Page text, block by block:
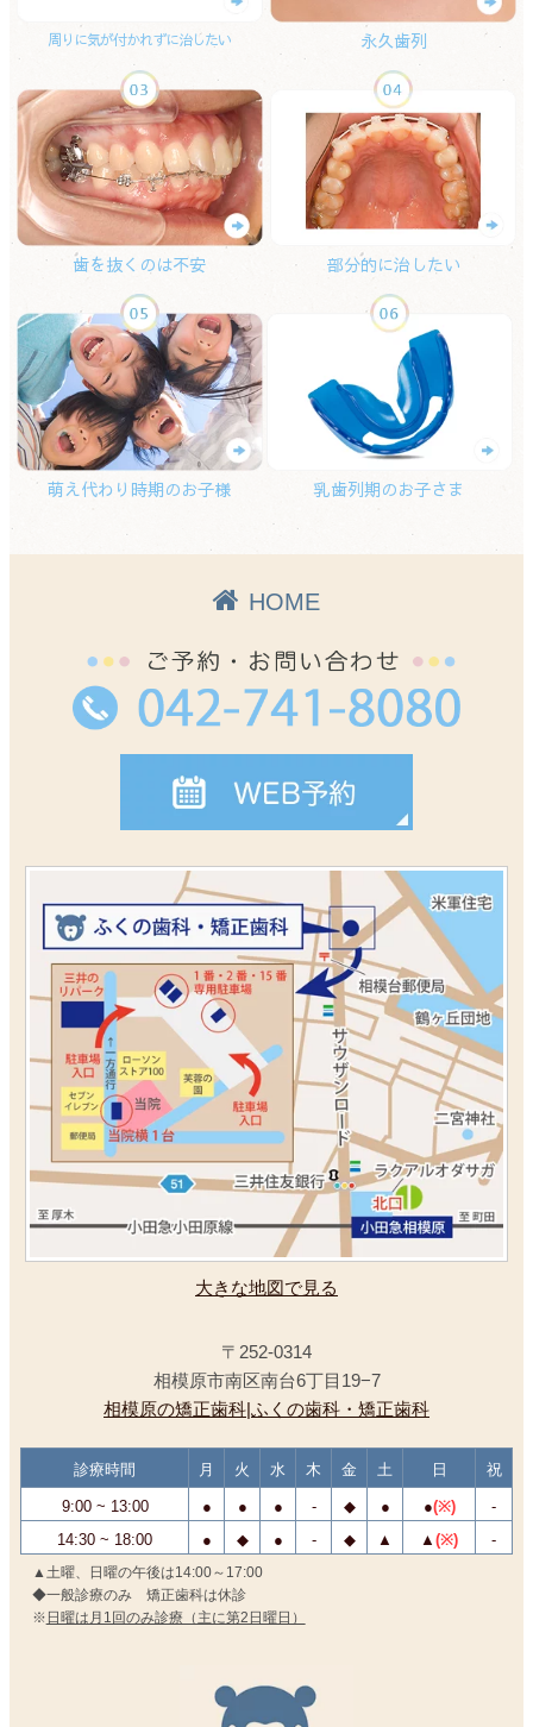
周りに気が付かれずに治したい 永久歯列
歯を抜くのは不安 部分的に治したい
萌え代わり時期のお子様 乳歯列期のお子さま
HOME
大きな地図で見る
〒252-0314
相模原市南区南台6丁目19−7
相模原の矯正歯科|ふくの歯科・矯正歯科
診療時間 月 火 水 木 金 土 日 祝
9:00 ~ 13:00 ● ● ● - ◆ ● ●(※)
-
14:30 ~ 18:00
● ◆ ● - ◆ ▲ ▲ (※) -
▲土曜、日曜の午後は14:00～17:00
◆一般診療のみ 矯正歯科は休診
※ 日曜は月1回のみ診療（主に第2日曜日）